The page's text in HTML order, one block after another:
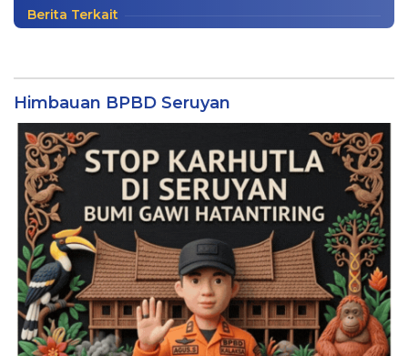
Berita Terkait
Himbauan BPBD Seruyan